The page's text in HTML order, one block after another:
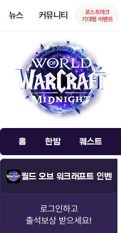
뉴스 커뮤니티
로스트아크
기대평 이벤트
홈 한밤 퀘스트
월드 오브 워크래프트 인벤
로그인하고
출석보상 받으세요!